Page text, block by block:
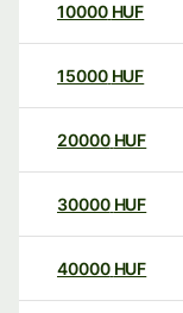
10000 HUF
15000 HUF
20000 HUF
30000 HUF
40000 HUF